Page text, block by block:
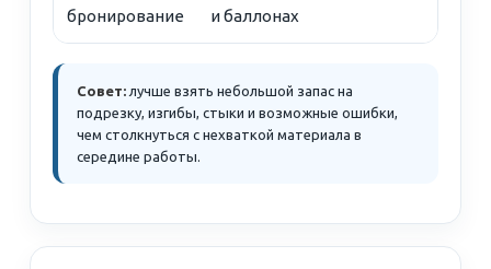
бронирование
и баллонах
Совет: лучше взять небольшой запас на
подрезку, изгибы, стыки и возможные ошибки,
чем столкнуться с нехваткой материала в
середине работы.